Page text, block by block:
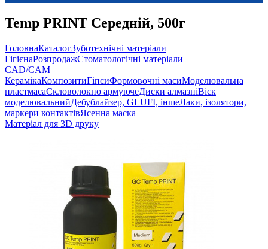
Temp PRINT Середній, 500г
ГоловнаКаталогЗуботехнічні матеріали
ГігієнаРозпродажСтоматологічні матеріали
CAD/CAM
КерамікаКомпозитиГіпсиФормовочні масиМоделювальна
пластмасаСкловолокно армуючеДиски алмазніВіск
моделювальнийДебублайзер, GLUFI, іншеЛаки, ізолятори,
маркери контактівЯсенна маска
Матеріал для 3D друку